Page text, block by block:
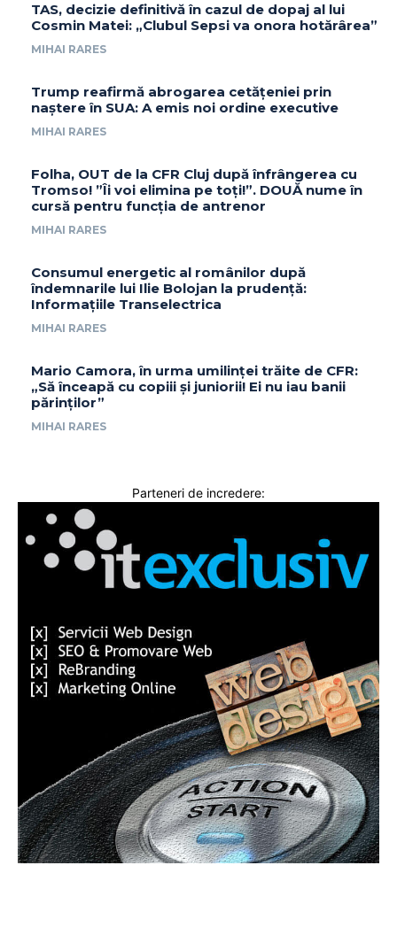
TAS, decizie definitivă în cazul de dopaj al lui
Cosmin Matei: „Clubul Sepsi va onora hotărârea”
MIHAI RARES
Trump reafirmă abrogarea cetățeniei prin
naștere în SUA: A emis noi ordine executive
MIHAI RARES
Folha, OUT de la CFR Cluj după înfrângerea cu
Tromso! ”Îi voi elimina pe toți!”. DOUĂ nume în
cursă pentru funcția de antrenor
MIHAI RARES
Consumul energetic al românilor după
îndemnarile lui Ilie Bolojan la prudență:
Informațiile Transelectrica
MIHAI RARES
Mario Camora, în urma umilinței trăite de CFR:
„Să înceapă cu copiii și juniorii! Ei nu iau banii
părinților”
MIHAI RARES
Parteneri de incredere: